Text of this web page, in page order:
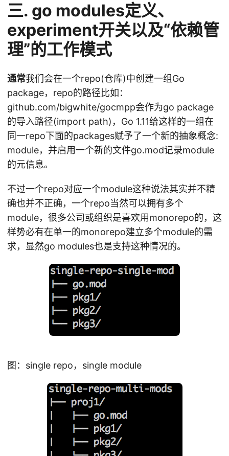
三. go modules定义、
experiment开关以及“依赖管
理”的工作模式
通常我们会在一个repo(仓库)中创建一组Go
package，repo的路径比如：
github.com/bigwhite/gocmpp会作为go package
的导入路径(import path)，Go 1.11给这样的一组在
同一repo下面的packages赋予了一个新的抽象概念:
module，并启用一个新的文件go.mod记录module
的元信息。
不过一个repo对应一个module这种说法其实并不精
确也并不正确，一个repo当然可以拥有多个
module，很多公司或组织是喜欢用monorepo的，这
样势必有在单一的monorepo建立多个module的需
求，显然go modules也是支持这种情况的。
图：single repo，single module